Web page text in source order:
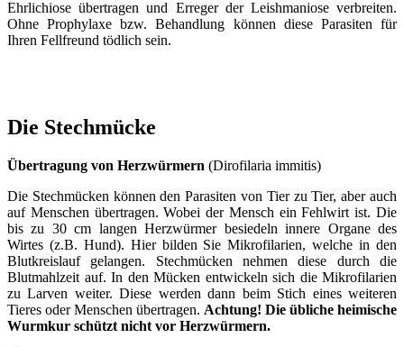
Ehrlichiose übertragen und Erreger der Leishmaniose verbreiten.
Ohne Prophylaxe bzw. Behandlung können diese Parasiten für
Ihren Fellfreund tödlich sein.
Die Stechmücke
Übertragung von Herzwürmern (Dirofilaria immitis)
Die Stechmücken können den Parasiten von Tier zu Tier, aber auch
auf Menschen übertragen. Wobei der Mensch ein Fehlwirt ist. Die
bis zu 30 cm langen Herzwürmer besiedeln innere Organe des
Wirtes (z.B. Hund). Hier bilden Sie Mikrofilarien, welche in den
Blutkreislauf gelangen. Stechmücken nehmen diese durch die
Blutmahlzeit auf. In den Mücken entwickeln sich die Mikrofilarien
zu Larven weiter. Diese werden dann beim Stich eines weiteren
Tieres oder Menschen übertragen. Achtung! Die übliche heimische
Wurmkur schützt nicht vor Herzwürmern.